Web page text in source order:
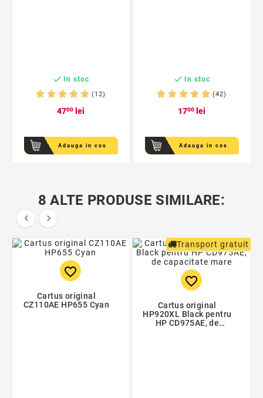
 In stoc
(12)
4700 lei
Adauga in cos
 In stoc
(42)
1700 lei
Adauga in cos
8 ALTE PRODUSE SIMILARE:
 
favorite_border
Cartus original
CZ110AE HP655 Cyan
Transport gratuit
favorite_border
Cartus original
HP920XL Black pentru
HP CD975AE, de